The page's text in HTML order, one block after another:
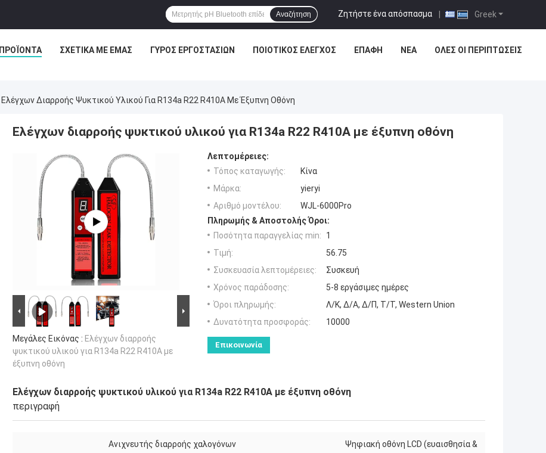
Greek
Ζητήστε ένα απόσπασμα |
Αναζήτηση
ΠΡΟΪΌΝΤΑ ΣΧΕΤΙΚΆ ΜΕ ΕΜΆΣ ΓΎΡΟΣ ΕΡΓΟΣΤΑΣΊΩΝ ΠΟΙΟΤΙΚΌΣ ΈΛΕΓΧΟΣ ΕΠΑΦΉ ΝΈΑ ΌΛΕΣ ΟΙ ΠΕΡΙΠΤΏΣΕΙΣ
Ελέγχων Διαρροής Ψυκτικού Υλικού Για R134a R22 R410A Με Έξυπνη Οθόνη
Ελέγχων διαρροής ψυκτικού υλικού για R134a R22 R410A με έξυπνη οθόνη
Μεγάλες Εικόνας : Ελέγχων διαρροής
ψυκτικού υλικού για R134a R22 R410A με
έξυπνη οθόνη
Λεπτομέρειες:
Τόπος καταγωγής:
Κίνα
Μάρκα:
yieryi
Αριθμό μοντέλου:
WJL-6000Pro
Πληρωμής & Αποστολής Όροι:
Ποσότητα παραγγελίας min:
1
Τιμή:
56.75
Συσκευασία λεπτομέρειες:
Συσκευή
Χρόνος παράδοσης:
5-8 εργάσιμες ημέρες
Όροι πληρωμής:
Λ/Κ, Δ/Α, Δ/Π, Τ/Τ, Western Union
Δυνατότητα προσφοράς:
10000
Επικοινωνία
Ελέγχων διαρροής ψυκτικού υλικού για R134a R22 R410A με έξυπνη οθόνη
περιγραφή
Ανιχνευτής διαρροής χαλογόνων
Ψηφιακή οθόνη LCD (ευαισθησία &